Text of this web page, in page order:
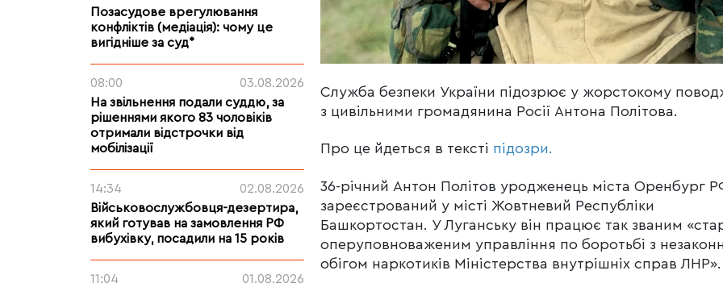
Позасудове врегулювання
конфліктів (медіація): чому це
вигідніше за суд*
08:00
03.08.2026
На звільнення подали суддю, за
рішеннями якого 83 чоловіків
отримали відстрочки від
мобілізації
14:34
02.08.2026
Військовослужбовця-дезертира,
який готував на замовлення РФ
вибухівку, посадили на 15 років
11:04
01.08.2026
Служба безпеки України підозрює у жорстокому
з цивільними громадянина Росії Антона Політова.
Про це йдеться в тексті підозри.
36-річний Антон Політов уродженець міста Оренбург
зареєстрований у місті Жовтневий Республіки
Башкортостан. У Луганську він працює так званим
оперуповноваженим управління по боротьбі з
обігом наркотиків Міністерства внутрішніх справ